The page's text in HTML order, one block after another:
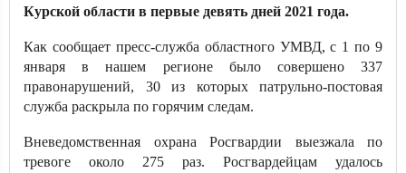
Курской области в первые девять дней 2021 года.
Как сообщает пресс-служба областного УМВД, с 1 по 9
января в нашем регионе было совершено 337
правонарушений, 30 из которых патрульно-постовая
служба раскрыла по горячим следам.
Вневедомственная охрана Росгвардии выезжала по
тревоге около 275 раз. Росгвардейцам удалось